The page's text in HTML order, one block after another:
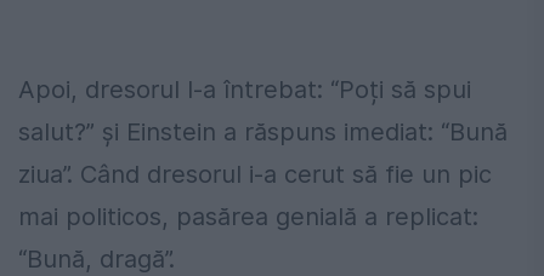
Apoi, dresorul l-a întrebat: “Poți să spui
salut?” și Einstein a răspuns imediat: “Bună
ziua”. Când dresorul i-a cerut să fie un pic
mai politicos, pasărea genială a replicat:
“Bună, dragă”.